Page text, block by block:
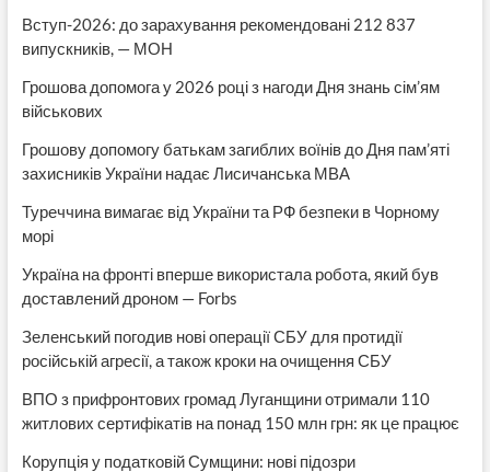
Вступ-2026: до зарахування рекомендовані 212 837
випускників, — МОН
Грошова допомога у 2026 році з нагоди Дня знань сім’ям
військових
Грошову допомогу батькам загиблих воїнів до Дня пам’яті
захисників України надає Лисичанська МВА
Туреччина вимагає від України та РФ безпеки в Чорному
морі
Україна на фронті вперше використала робота, який був
доставлений дроном — Forbs
Зеленський погодив нові операції СБУ для протидії
російській агресії, а також кроки на очищення СБУ
ВПО з прифронтових громад Луганщини отримали 110
житлових сертифікатів на понад 150 млн грн: як це працює
Корупція у податковій Сумщини: нові підозри